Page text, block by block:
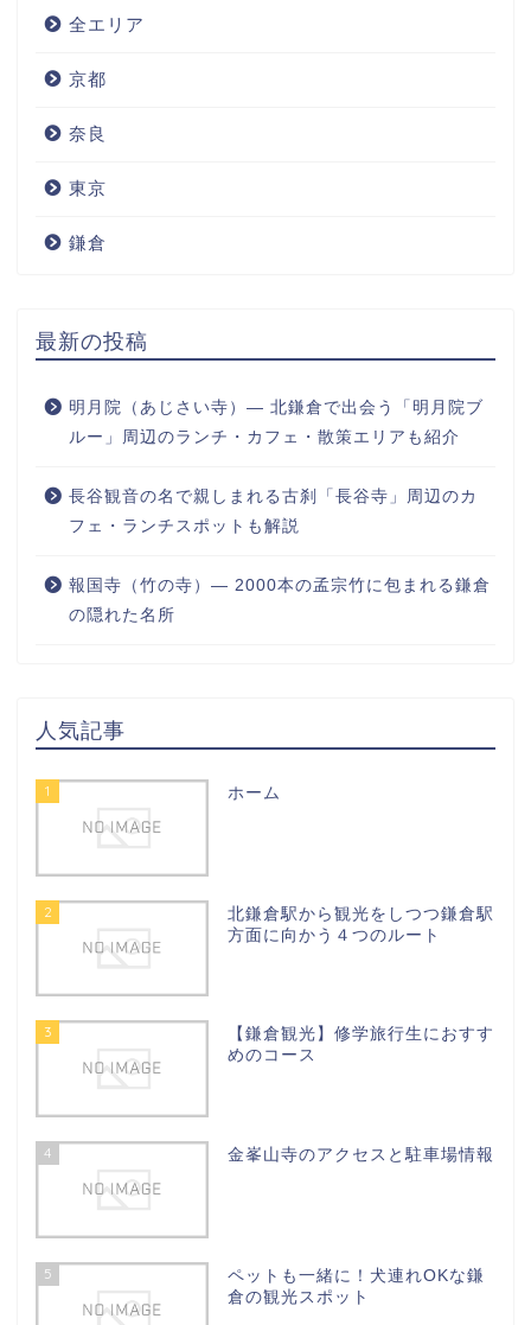
全エリア
京都
奈良
東京
鎌倉
最新の投稿
明月院（あじさい寺）― 北鎌倉で出会う「明月院ブ
ルー」周辺のランチ・カフェ・散策エリアも紹介
長谷観音の名で親しまれる古刹「長谷寺」周辺のカ
フェ・ランチスポットも解説
報国寺（竹の寺）― 2000本の孟宗竹に包まれる鎌倉
の隠れた名所
人気記事
1 ホーム
2
北鎌倉駅から観光をしつつ鎌倉駅
方面に向かう４つのルート
3
【鎌倉観光】修学旅行生におすす
めのコース
4 金峯山寺のアクセスと駐車場情報
5
ペットも一緒に！犬連れOKな鎌
倉の観光スポット